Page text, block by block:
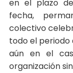
en el plazo
fecha,
colectivo
todo el periodo
aún en el
organización